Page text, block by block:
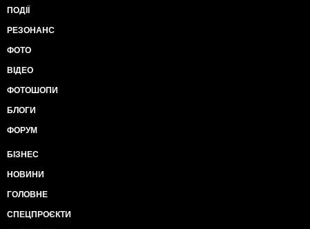
ПОДІЇ
РЕЗОНАНС
ФОТО
ВІДЕО
ФОТОШОПИ
БЛОГИ
ФОРУМ
БІЗНЕС
НОВИНИ
ГОЛОВНЕ
СПЕЦПРОЄКТИ